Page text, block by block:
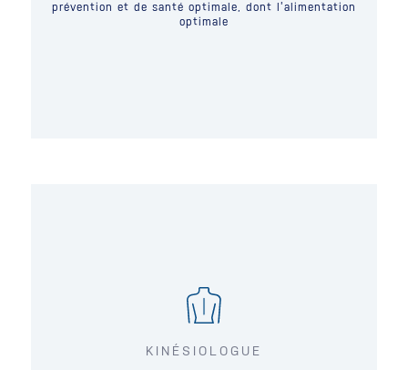
prévention et de santé optimale, dont l’alimentation
optimale
KINÉSIOLOGUE